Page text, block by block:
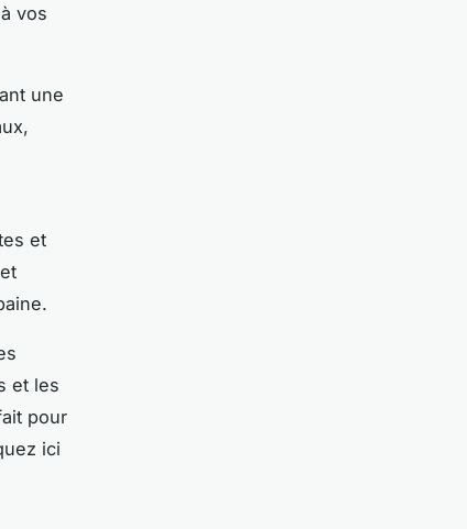
vos
une
et
et les
pour
ici